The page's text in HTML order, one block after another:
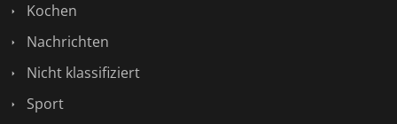
Kochen
Nachrichten
Nicht klassifiziert
Sport